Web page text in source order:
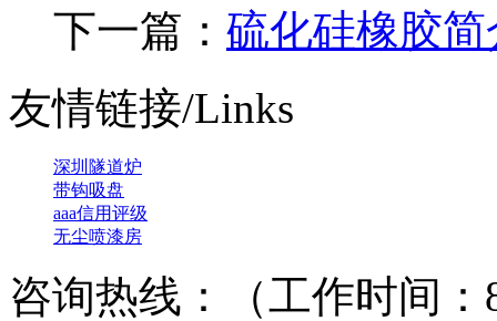
下一篇： 硫化硅橡胶简
友情链接/Links
深圳隧道炉
带钩吸盘
aaa信用评级
无尘喷漆房
咨询热线：（工作时间：